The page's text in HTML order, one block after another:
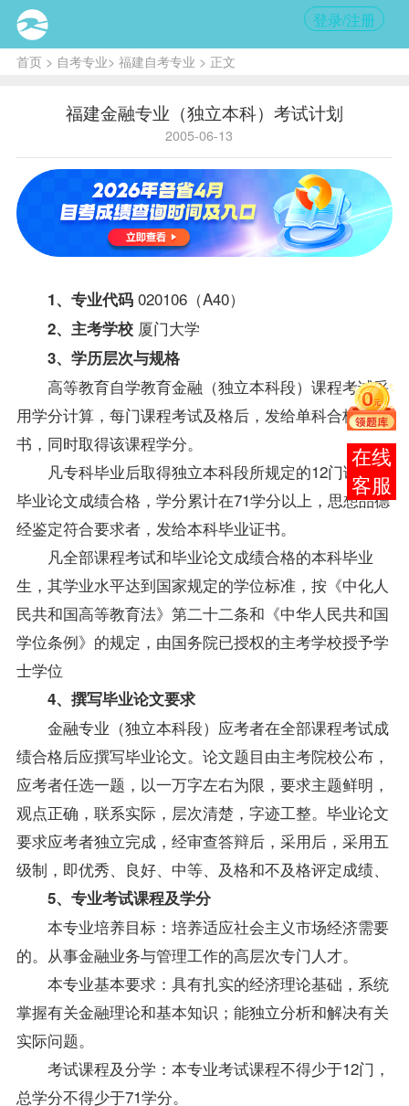
登录/注册
首页> 自考专业> 福建自考专业 > 正文
福建金融专业（独立本科）考试计划
2005-06-13
1、专业代码020106（A40）
2、主考学校厦门大学
3、学历层次与规格
高等教育自学教育金融（独立本科段） 课程考试采
用学分计算，每门课程考试及格后，发给单科合格证
书，同时取得该课程学分。
凡专科毕业后取得独立本科段所规定的12门课程和
毕业论文成绩合格，学分累计在71学分以上，思想品德
经鉴定符合要求者，发给本科毕业证书。
凡全部课程考试和毕业论文成绩合格的本科毕业
生 ，其学业水平达到国家规定的学位标准，按《中化人
民共和国高等教育法》第二十二条和《中华人民共和国
学位条例》的规定，由国务院已授权的主考学校授予学
士学位
4、撰写毕业论文要求
金融专业（独立本科段） 应考者在全部课程考试成
绩合格后应撰写毕业论文。论文题目由主考院校公布，
应考者任选一题，以一万字左右为限，要求主题鲜明，
观点正确，联系实际，层次清楚，字迹工整。毕业论文
要求应考者独立完成，经审查答辩后，采用后，采用五
级制，即优秀、良好、中等、及格和不及格评定成绩、
5、专业考试课程及学分
本专业培养目标：培养适应社会主义市场经济需要
的。从事金融业务与管理工作的高层次专门人才。
本专业基本要求：具有扎实的经济理论基础，系统
掌握有关金融理论和基本知识；能独立分析和解决有关
实际问题。
考试课程及分学：本专业考试课程不得少于12门，
总学分不得少于71学分。
报考
咨询